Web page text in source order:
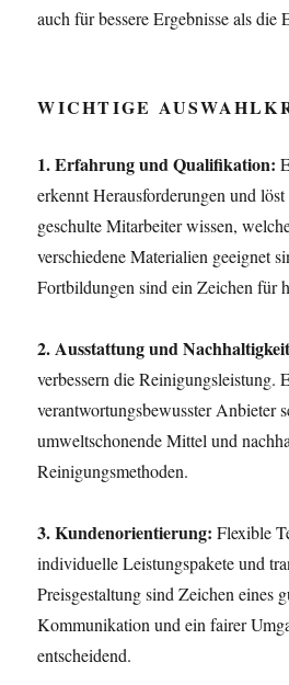
auch für bessere Ergebnisse als die
WICHTIGE
1. Erfahrung und Qualifikation:
erkennt Herausforderungen und
geschulte Mitarbeiter wissen,
verschiedene Materialien geeignet
Fortbildungen sind ein Zeichen für
2. Ausstattung und
verbessern die Reinigungsleistung.
verantwortungsbewusster Anbieter
umweltschonende Mittel und
Reinigungsmethoden.
3. Kundenorientierung: Flexible
individuelle Leistungspakete und
Preisgestaltung sind Zeichen eines
Kommunikation und ein fairer
entscheidend.